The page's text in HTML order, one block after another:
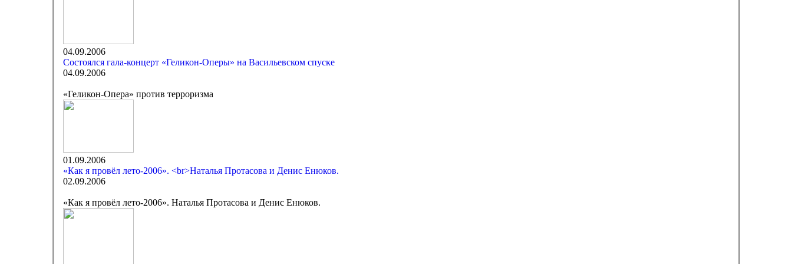
04.09.2006
Состоялся гала-концерт «Геликон-Оперы» на Васильевском спуске
04.09.2006
«Геликон-Опера» против терроризма
01.09.2006
«Как я провёл лето-2006». <br>Наталья Протасова и Денис Енюков.
02.09.2006
«Как я провёл лето-2006». Наталья Протасова и Денис Енюков.